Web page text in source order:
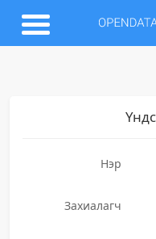
Нэр
Захиалагч